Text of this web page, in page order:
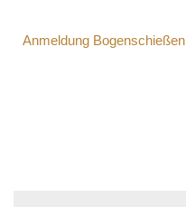
Anmeldung Bogenschießen